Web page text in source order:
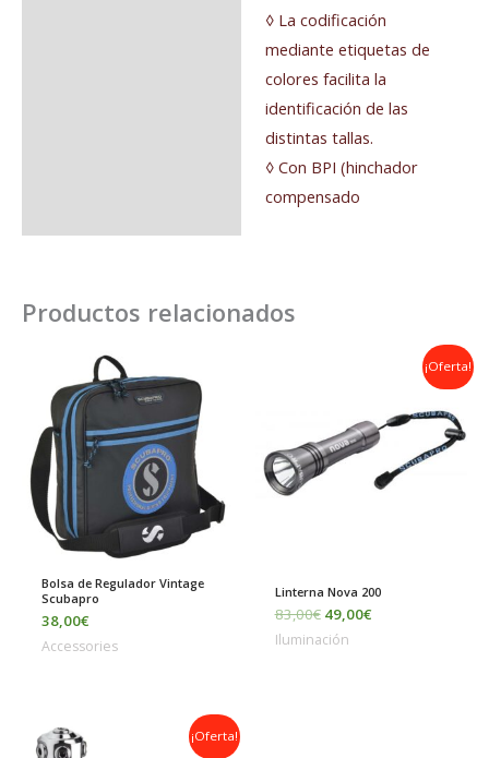
◊ La codificación
mediante etiquetas de
colores facilita la
identificación de las
distintas tallas.
◊ Con BPI (hinchador
compensado
Productos relacionados
Bolsa de Regulador Vintage
Scubapro
38,00€
Accessories
¡Oferta!
Linterna Nova 200
83,00€
83,00€.
49,00€
es:
49,00€.
Iluminación
¡Oferta!
precio